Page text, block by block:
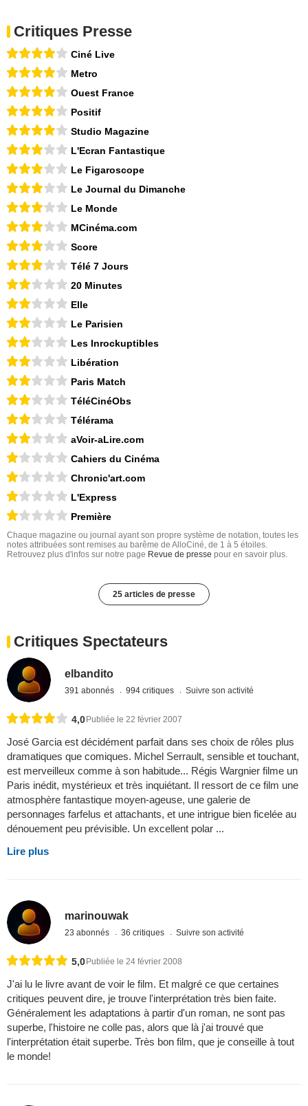
Critiques Presse
Ciné Live
Metro
Ouest France
Positif
Studio Magazine
L'Ecran Fantastique
Le Figaroscope
Le Journal du Dimanche
Le Monde
MCinéma.com
Score
Télé 7 Jours
20 Minutes
Elle
Le Parisien
Les Inrockuptibles
Libération
Paris Match
TéléCinéObs
Télérama
aVoir-aLire.com
Cahiers du Cinéma
Chronic'art.com
L'Express
Première
Chaque magazine ou journal ayant son propre système de notation, toutes les
notes attribuées sont remises au barême de AlloCiné, de 1 à 5 étoiles.
Retrouvez plus d'infos sur notre page Revue de presse pour en savoir plus.
25 articles de presse
Critiques Spectateurs
elbandito
391 abonnés 994 critiques Suivre son activité
4,0Publiée le 22 février 2007
José Garcia est décidément parfait dans ses choix de rôles plus
dramatiques que comiques. Michel Serrault, sensible et touchant,
est merveilleux comme à son habitude... Régis Wargnier filme un
Paris inédit, mystérieux et très inquiétant. Il ressort de ce film une
atmosphère fantastique moyen-ageuse, une galerie de
personnages farfelus et attachants, et une intrigue bien ficelée au
dénouement peu prévisible. Un excellent polar ...
Lire plus
marinouwak
23 abonnés 36 critiques Suivre son activité
5,0Publiée le 24 février 2008
J'ai lu le livre avant de voir le film. Et malgré ce que certaines
critiques peuvent dire, je trouve l'interprétation très bien faite.
Généralement les adaptations à partir d'un roman, ne sont pas
superbe, l'histoire ne colle pas, alors que là j'ai trouvé que
l'interprétation était superbe. Très bon film, que je conseille à tout
le monde!